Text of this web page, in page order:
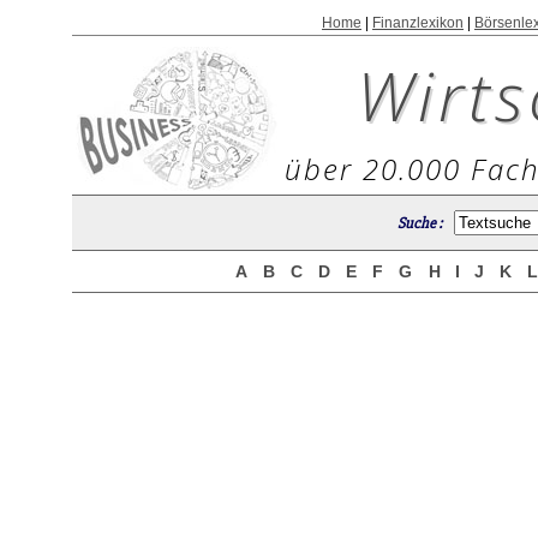
Home Finanzlexikon
über 20.000
Suche :
A B C D E F G H I J K